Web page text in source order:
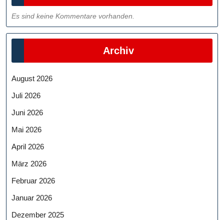
Es sind keine Kommentare vorhanden.
Archiv
August 2026
Juli 2026
Juni 2026
Mai 2026
April 2026
März 2026
Februar 2026
Januar 2026
Dezember 2025